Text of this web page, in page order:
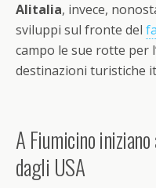
Alitalia, invece,
sviluppi sul fronte del
campo le sue rotte per
destinazioni turistiche
A Fiumicino
dagli USA